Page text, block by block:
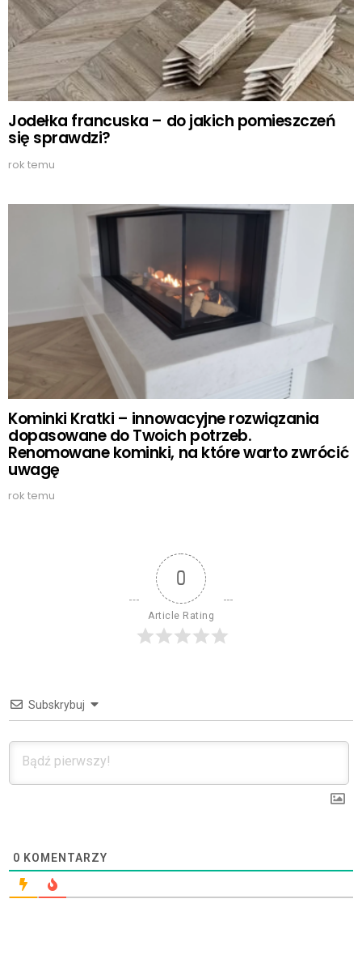
Jodełka francuska – do jakich pomieszczeń
się sprawdzi?
rok temu
Kominki Kratki – innowacyjne rozwiązania
dopasowane do Twoich potrzeb.
Renomowane kominki, na które warto zwrócić
uwagę
rok temu
0
Article Rating
Subskrybuj
0 KOMENTARZY